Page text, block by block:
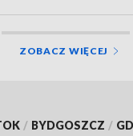
ZOBACZ WIĘCEJ
/ BYDGOSZCZ /